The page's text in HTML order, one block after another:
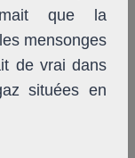
que la
mensonges
de vrai dans
situées en